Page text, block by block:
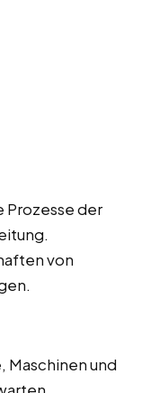
Prozesse der
von
Maschinen und